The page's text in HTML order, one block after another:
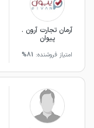
آرمان تجارت آرون .
پیوان
امتیاز فروشنده: 81%